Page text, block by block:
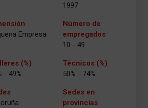
1997
Empresa
Número de
empregados
10 - 49
(%)
- 49%
Técnicos (%)
50% - 74%
Sedes en
provincias